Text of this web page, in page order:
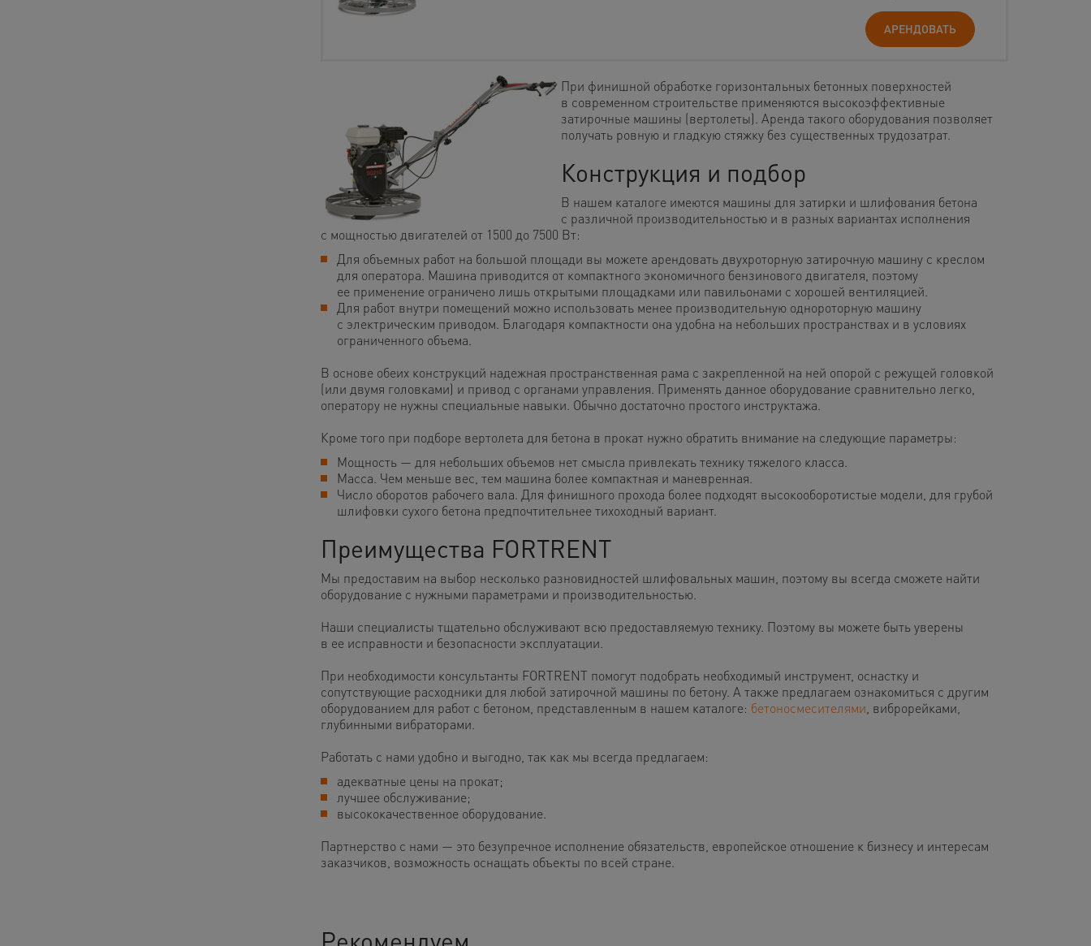
АРЕНДОВАТЬ
При финишной обработке горизонтальных бетонных поверхностей
в современном строительстве применяются высокоэффективные
затирочные машины (вертолеты). Аренда такого оборудования позволяет
получать ровную и гладкую стяжку без существенных трудозатрат.
Конструкция и подбор
В нашем каталоге имеются машины для затирки и шлифования бетона
с различной производительностью и в разных вариантах исполнения
с мощностью двигателей от 1500 до 7500 Вт:
Для объемных работ на большой площади вы можете арендовать двухроторную затирочную машину с креслом
для оператора. Машина приводится от компактного экономичного бензинового двигателя, поэтому
ее применение ограничено лишь открытыми площадками или павильонами с хорошей вентиляцией.
Для работ внутри помещений можно использовать менее производительную однороторную машину
с электрическим приводом. Благодаря компактности она удобна на небольших пространствах и в условиях
ограниченного объема.
В основе обеих конструкций надежная пространственная рама с закрепленной на ней опорой с режущей головкой
(или двумя головками) и привод с органами управления. Применять данное оборудование сравнительно легко,
оператору не нужны специальные навыки. Обычно достаточно простого инструктажа.
Кроме того при подборе вертолета для бетона в прокат нужно обратить внимание на следующие параметры:
Мощность — для небольших объемов нет смысла привлекать технику тяжелого класса.
Масса. Чем меньше вес, тем машина более компактная и маневренная.
Число оборотов рабочего вала. Для финишного прохода более подходят высокооборотистые модели, для грубой
шлифовки сухого бетона предпочтительнее тихоходный вариант.
Преимущества FORTRENT
Мы предоставим на выбор несколько разновидностей шлифовальных машин, поэтому вы всегда сможете найти
оборудование с нужными параметрами и производительностью.
Наши специалисты тщательно обслуживают всю предоставляемую технику. Поэтому вы можете быть уверены
в ее исправности и безопасности эксплуатации.
При необходимости консультанты FORTRENT помогут подобрать необходимый инструмент, оснастку и
сопутствующие расходники для любой затирочной машины по бетону. А также предлагаем ознакомиться с другим
оборудованием для работ с бетоном, представленным в нашем каталоге: бетоносмесителями, виброрейками,
глубинными вибраторами.
Работать с нами удобно и выгодно, так как мы всегда предлагаем:
адекватные цены на прокат;
лучшее обслуживание;
высококачественное оборудование.
Партнерство с нами — это безупречное исполнение обязательств, европейское отношение к бизнесу и интересам
заказчиков, возможность оснащать объекты по всей стране.